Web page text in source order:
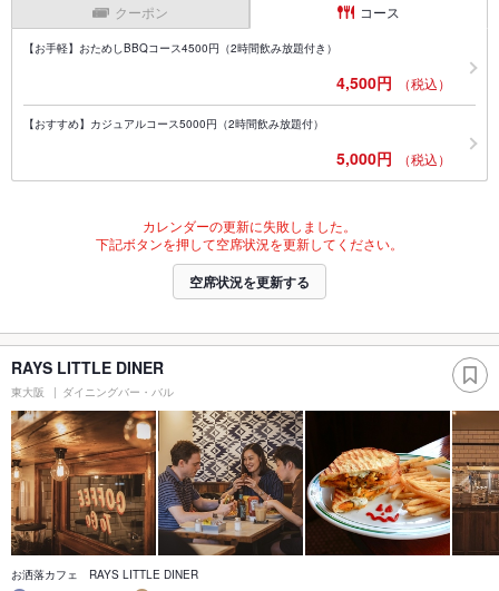
クーポン コース
【お手軽】おためしBBQコース4500円（2時間飲み放題付き）
4,500円 （税込）
【おすすめ】カジュアルコース5000円（2時間飲み放題付）
5,000円 （税込）
カレンダーの更新に失敗しました。
下記ボタンを押して空席状況を更新してください。
空席状況を更新する
RAYS LITTLE DINER
東大阪 ダイニングバー・バル
お洒落カフェ RAYS LITTLE DINER